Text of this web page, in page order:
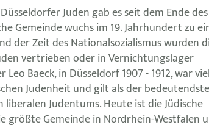
Juden gab es seit dem Ende des
Gemeinde wuchs im 19. Jahrhundert zu
der Zeit des Nationalsozialismus wurden
vertrieben oder in Vernichtungslager
Baeck, in Düsseldorf 1907 - 1912, war
Judenheit und gilt als der bedeutendste
Judentums. Heute ist die Jüdische
größte Gemeinde in Nordrhein-Westfalen